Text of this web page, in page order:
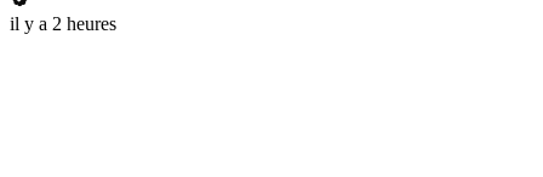
il y a 2 heures